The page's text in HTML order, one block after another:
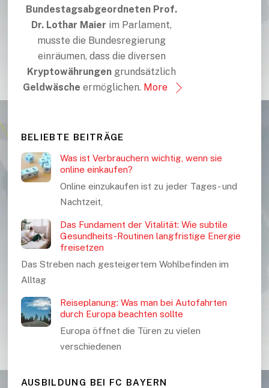
Bundestagsabgeordneten Prof.
Dr. Lothar Maier im Parlament,
musste die Bundesregierung
einräumen, dass die diversen
Kryptowährungen grundsätzlich
Geldwäsche ermöglichen. More
BELIEBTE BEITRÄGE
Was ist Verbrauchern wichtig, wenn sie
online einkaufen?
Online einzukaufen ist zu jeder Tages- und
Nachtzeit,
Das Fundament der Vitalität: Wie subtile
Gesundheits-Routinen langfristige Energie
freisetzen
Das Streben nach gesteigertem Wohlbefinden im
Alltag
Reiseplanung: Was man bei Autofahrten
durch Europa beachten sollte
Europa öffnet die Türen zu vielen
verschiedenen
AUSBILDUNG BEI FC BAYERN